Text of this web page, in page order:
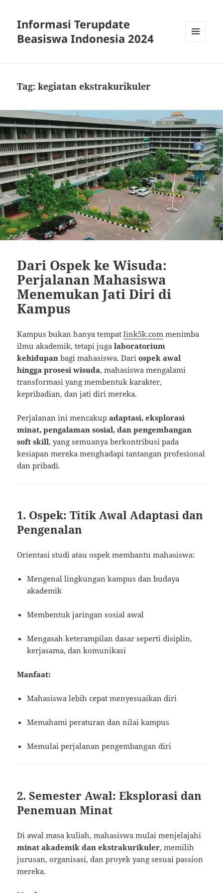
Informasi Terupdate
Beasiswa Indonesia 2024
Tag:kegiatan ekstrakurikuler
Dari Ospek ke Wisuda:
Perjalanan Mahasiswa
Menemukan Jati Diri di
Kampus
Kampus bukan hanya tempatlink5k.com menimba
ilmu akademik, tetapi jugalaboratorium
kehidupan bagi mahasiswa. Dariospek awal
hingga prosesi wisuda, mahasiswa mengalami
transformasi yang membentuk karakter,
kepribadian, dan jati diri mereka.
Perjalanan ini mencakupadaptasi, eksplorasi
minat, pengalaman sosial, dan pengembangan
soft skill, yang semuanya berkontribusi pada
kesiapan mereka menghadapi tantangan profesional
dan pribadi.
1. Ospek: Titik Awal Adaptasi dan
Pengenalan
Orientasi studi atau ospek membantu mahasiswa:
Mengenal lingkungan kampus dan budaya
akademik
Membentuk jaringan sosial awal
Mengasah keterampilan dasar seperti disiplin,
kerjasama, dan komunikasi
Manfaat:
Mahasiswa lebih cepat menyesuaikan diri
Memahami peraturan dan nilai kampus
Memulai perjalanan pengembangan diri
2. Semester Awal: Eksplorasi dan
Penemuan Minat
Di awal masa kuliah, mahasiswa mulai menjelajahi
minat akademik dan ekstrakurikuler, memilih
jurusan, organisasi, dan proyek yang sesuai passion
mereka.